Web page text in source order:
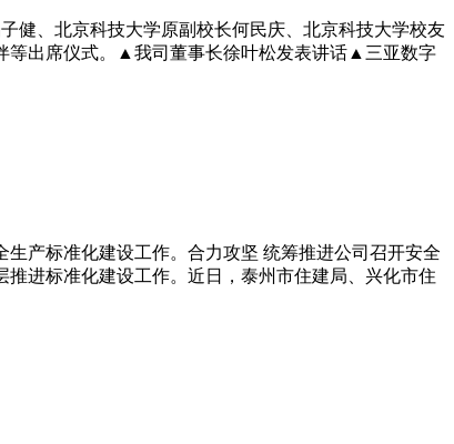
健、北京科技大学原副校长何民庆、北京科技大学校友
等出席仪式。▲我司董事长徐叶松发表讲话▲三亚数字
产标准化建设工作。合力攻坚 统筹推进公司召开安全
进标准化建设工作。近日，泰州市住建局、兴化市住